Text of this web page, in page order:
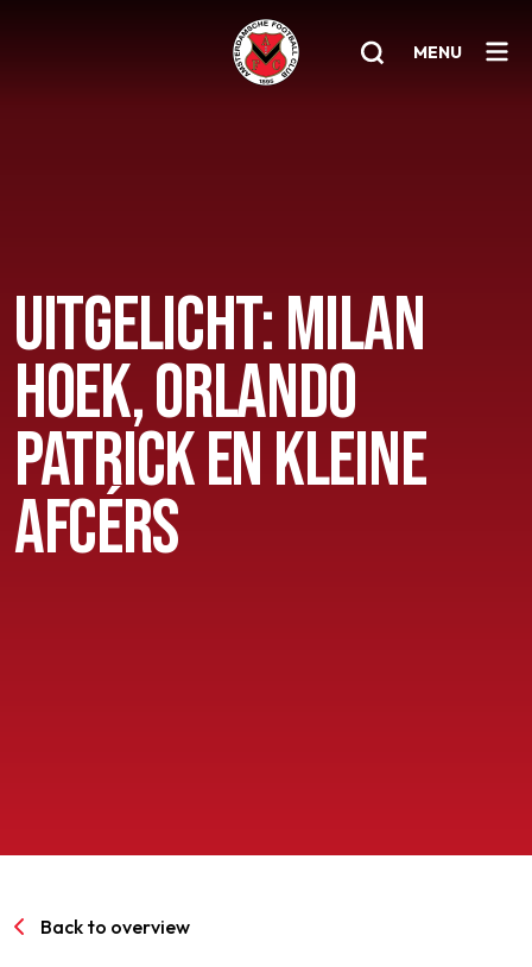
MENU
Jeugd
Senioren
Clubinfo
Nieuwsoverzicht
Sponsoring
UITGELICHT: MILAN
HOEK, ORLANDO
PATRICK EN KLEINE
AFCÉRS
Back to overview